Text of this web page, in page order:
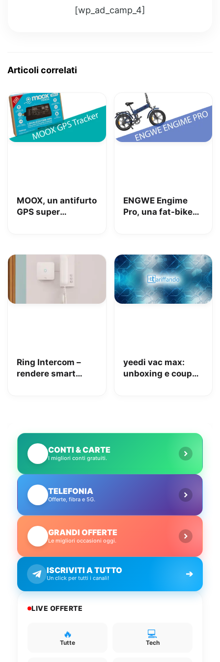
[wp_ad_camp_4]
Articoli correlati
MOOX, un antifurto
GPS super
solo: la nostra
ENGWE Engime
Pro, una fat-bike
Ring Intercom –
rendere smart
yeedi vac max:
unboxing e coupon
CONTI & CARTE
I migliori conti gratuiti.
TELEFONIA
Offerte, fibra e 5G.
GRANDI OFFERTE
Le migliori occasioni oggi.
ISCRIVITI A TUTTO
Un click per tutti i canali! ➔
LIVE OFFERTE
🔥
Tutte
💻
Tech